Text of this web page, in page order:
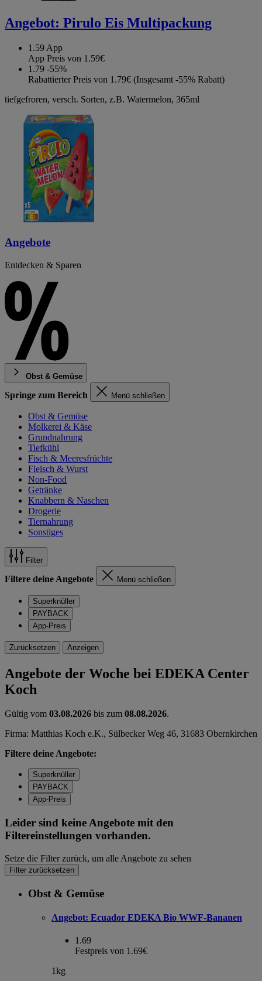
Angebot: Pirulo Eis Multipackung
1.59 App
App Preis von 1.59€
1.79 -55%
Rabattierter Preis von 1.79€ (Insgesamt -55% Rabatt)
tiefgefroren, versch. Sorten, z.B. Watermelon, 365ml
Angebote
Entdecken & Sparen
Obst & Gemüse
Springe zum Bereich Menü schließen
Obst & Gemüse
Molkerei & Käse
Grundnahrung
Tiefkühl
Fisch & Meeresfrüchte
Fleisch & Wurst
Non-Food
Getränke
Knabbern & Naschen
Drogerie
Tiernahrung
Sonstiges
Filter
Filtere deine Angebote Menü schließen
Superknüller
PAYBACK
App-Preis
Zurücksetzen Anzeigen
Angebote der Woche bei EDEKA Center
Koch
Gültig vom 03.08.2026 bis zum 08.08.2026.
Firma: Matthias Koch e.K., Sülbecker Weg 46, 31683 Obernkirchen
Filtere deine Angebote:
Superknüller
PAYBACK
App-Preis
Leider sind keine Angebote mit den
Filtereinstellungen vorhanden.
Setze die Filter zurück, um alle Angebote zu sehen
Filter zurücksetzen
Obst & Gemüse
Angebot: Ecuador EDEKA Bio WWF-Bananen
1.69
Festpreis von 1.69€
1kg